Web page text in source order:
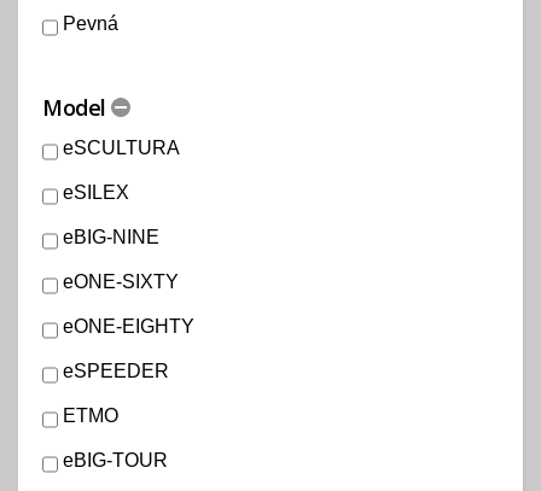
Pevná
Model
eSCULTURA
eSILEX
eBIG-NINE
eONE-SIXTY
eONE-EIGHTY
eSPEEDER
ETMO
eBIG-TOUR